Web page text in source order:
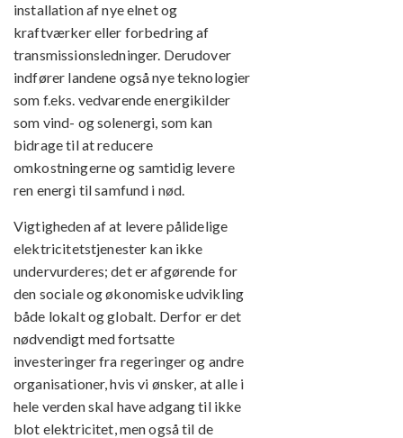
installation af nye elnet og
kraftværker eller forbedring af
transmissionsledninger. Derudover
indfører landene også nye teknologier
som f.eks. vedvarende energikilder
som vind- og solenergi, som kan
bidrage til at reducere
omkostningerne og samtidig levere
ren energi til samfund i nød.
Vigtigheden af at levere pålidelige
elektricitetstjenester kan ikke
undervurderes; det er afgørende for
den sociale og økonomiske udvikling
både lokalt og globalt. Derfor er det
nødvendigt med fortsatte
investeringer fra regeringer og andre
organisationer, hvis vi ønsker, at alle i
hele verden skal have adgang til ikke
blot elektricitet, men også til de